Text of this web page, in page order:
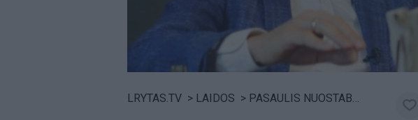
LRYTAS.TV > LAIDOS > PASAULIS NUOSTABUS